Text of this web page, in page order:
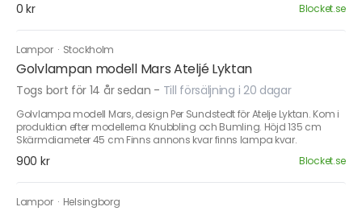
0 kr Blocket.se
Lampor · Stockholm
Golvlampan modell Mars Ateljé Lyktan
Togs bort för 14 år sedan - Till försäljning i 20 dagar
Golvlampa modell Mars, design Per Sundstedt för Atelje Lyktan. Kom i
produktion efter modellerna Knubbling och Bumling. Höjd 135 cm
Skärmdiameter 45 cm Finns annons kvar finns lampa kvar.
900 kr Blocket.se
Lampor · Helsingborg